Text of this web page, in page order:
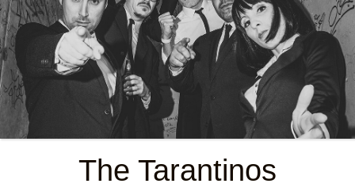
The Tarantinos